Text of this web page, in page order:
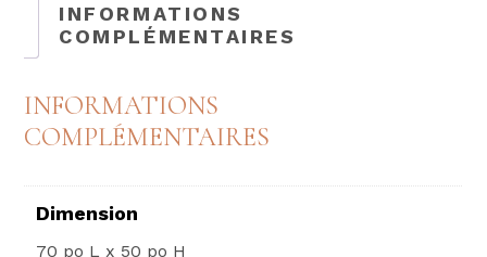
INFORMATIONS
COMPLÉMENTAIRES
INFORMATIONS
COMPLÉMENTAIRES
Dimension
70 po L x 50 po H